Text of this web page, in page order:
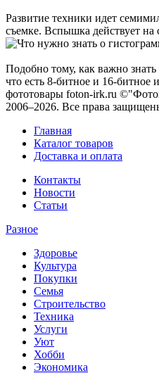
Развитие техники идет
съемке. Вспышка действует на
Подобно тому, как важно знать
что есть 8-битное и 16-битное
фототовары foton-irk.ru
2006–2026. Все права
Главная
Каталог товаров
Доставка и оплата
Контакты
Новости
Статьи
Разное
Здоровье
Культура
Покупки
Семья
Строительство
Техника
Услуги
Уют
Хобби
Экономика